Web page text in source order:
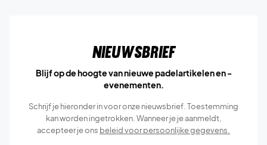
Nieuwsbrief
Blijf op de hoogte van nieuwe padelartikelen en -
evenementen.
Schrijf je hieronder in voor onze nieuwsbrief. Toestemming
kan worden ingetrokken. Wanneer je je aanmeldt,
accepteer je ons beleid voor persoonlijke gegevens.